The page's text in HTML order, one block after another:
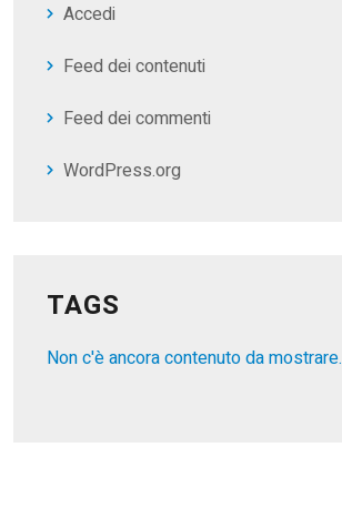
Accedi
Feed dei contenuti
Feed dei commenti
WordPress.org
TAGS
Non c'è ancora contenuto da mostrare.